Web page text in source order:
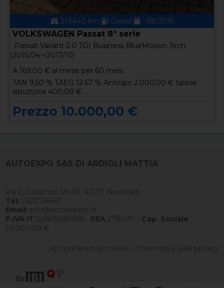
219440 km Diesel 08/2015
VOLKSWAGEN Passat 8ª serie
Passat Variant 2.0 TDI Business BlueMotion Tech.
(2015/04->2017/10)
A 169,00 € al mese per 60 mesi
TAN 9,50 % TAEG 12.67 % Anticipo 2.000,00 € Spese
istruttoria 400,00 €
Prezzo 10.000,00 €
AUTOEXPO SAS DI ARDIOLI MATTIA
Via C. Colombo 58-60, 42017 Novellara
Tel: 0522756661
Email: info@autoexposrl.it
P.IVA IT 02405080355 - REA 278490 - Cap. Sociale
10.000,00 €
Apri preferenze cookie - Informativa sulla privacy